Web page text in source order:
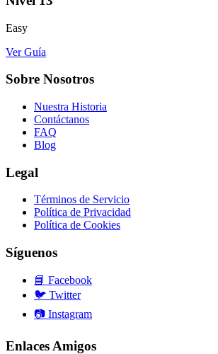
Easy
Ver Guía
Sobre Nosotros
Nuestra Historia
Contáctanos
FAQ
Blog
Legal
Términos de Servicio
Política de Privacidad
Política de Cookies
Síguenos
📘 Facebook
🐦 Twitter
📷 Instagram
Enlaces Amigos